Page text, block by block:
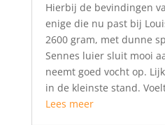
Hierbij de bevindingen
enige die nu past bij
2600 gram, met dunne
Sennes luier sluit mooi
neemt goed vocht op.
in de kleinste stand.
Lees meer